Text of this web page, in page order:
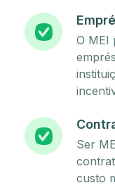
O MEI
Ser
custo